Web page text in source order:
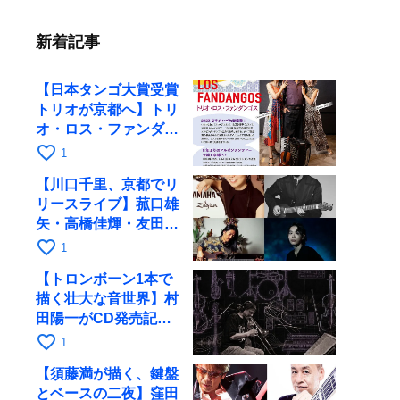
新着記事
【日本タンゴ大賞受賞
トリオが京都へ】トリ
オ・ロス・ファンダン
ゴスが10月9日にRAG
favorite_border 1
【川口千里、京都でリ
リースライブ】菰口雄
矢・高橋佳輝・友田ジ
ュンと9月28日にRAG
favorite_border 1
【トロンボーン1本で
描く壮大な音世界】村
田陽一がCD発売記念
ツアーで9月4日に京
favorite_border 1
【須藤満が描く、鍵盤
とベースの二夜】窪田